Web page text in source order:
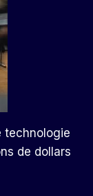
technologie
de dollars